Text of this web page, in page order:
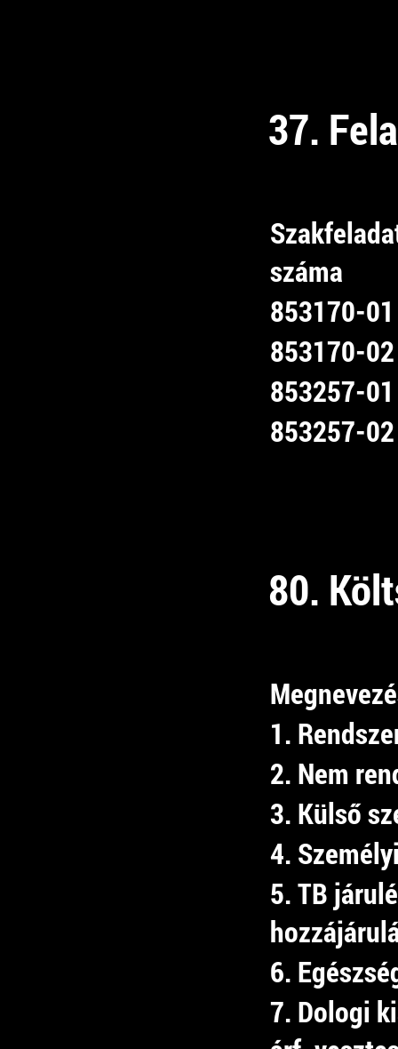
37.
száma
853170-01
853170-02
853257-01
853257-02
80.
1.
2. Nem
3. Külső
4.
5. TB
6.
7. Dologi